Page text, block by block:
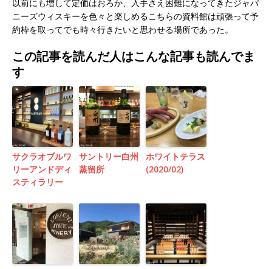
以前にも増して定価はおろか、入手さえ困難になってきたジャパ
ニーズウィスキーを色々と楽しめるこちらの資料館は頑張って予
約枠を取ってでも時々行きたいと思わせる場所であった。
この記事を読んだ人はこんな記事も読んでま
す
サクラオブルワ
リーアンドディ
スティラリー
サントリー白州
蒸留所
ホワイトテラス
(2020/02)